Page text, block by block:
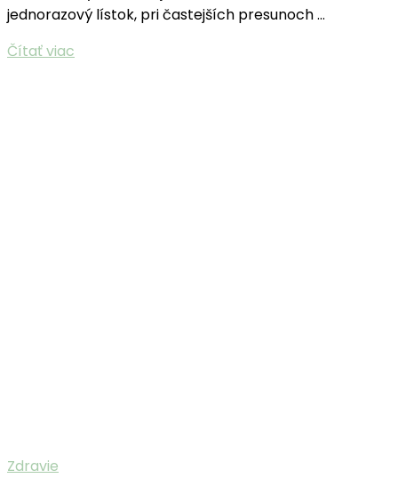
jednorazový lístok, pri častejších presunoch …
Čítať viac
Zdravie